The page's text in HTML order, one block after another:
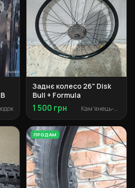
Заднє колесо 26" Disk
Bull + Formula
1 500 грн Кам'янець-Подільський
ПРОДАМ